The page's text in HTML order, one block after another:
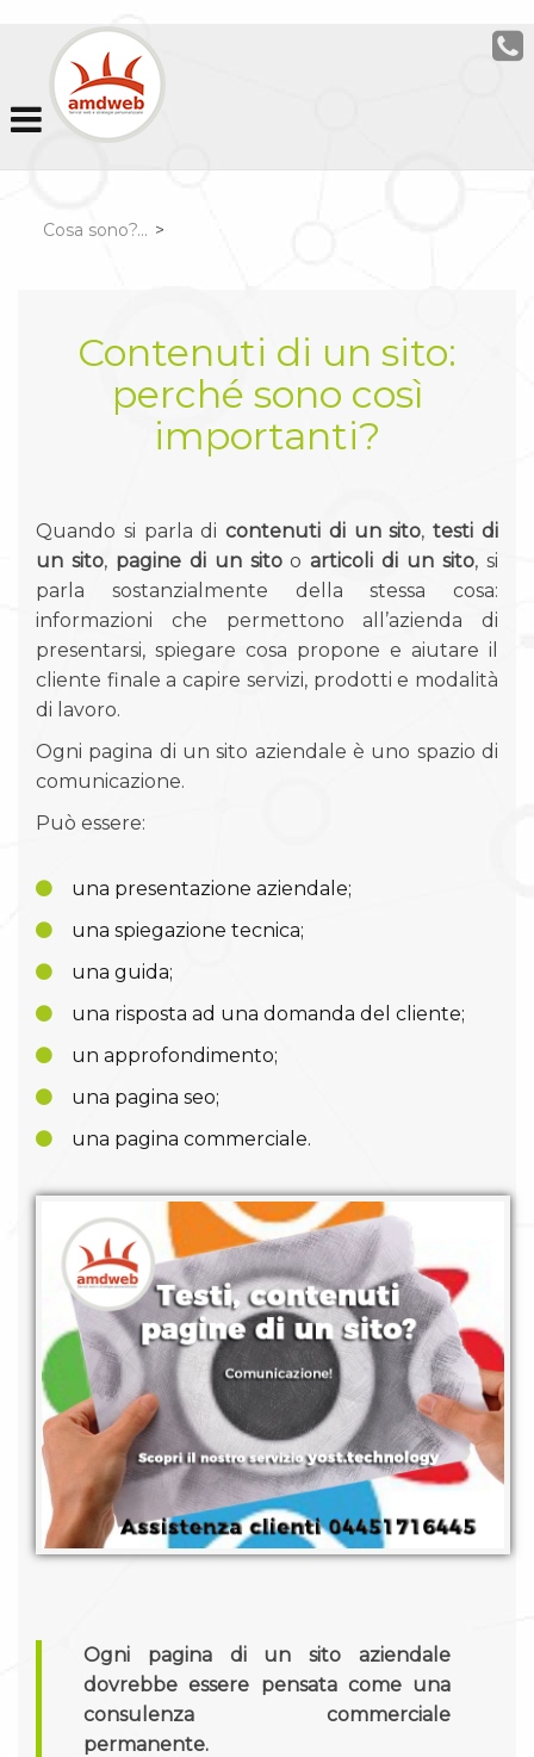
Cosa sono?... >
Contenuti di un sito:
perché sono così
importanti?
Quando si parla dicontenuti di un sito,testi di
un sito, pagine di un sitoo articoli di un sito, si
parla sostanzialmente della stessa cosa:
informazioni che permettono all’azienda di
presentarsi, spiegare cosa propone e aiutare il
cliente finale a capire servizi, prodotti e modalità
di lavoro.
Ogni pagina di un sito aziendale è uno spazio di
comunicazione.
Può essere:
una presentazione aziendale;
una spiegazione tecnica;
una guida;
una risposta ad una domanda del cliente;
un approfondimento;
una pagina seo;
una pagina commerciale.
Ogni pagina di un sito aziendale
dovrebbe essere pensata come una
consulenza commerciale
permanente.